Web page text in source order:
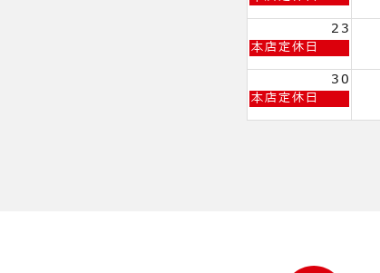
9th
曜
8
月
16th
23
日
曜
8
月
23rd
本店定休日
30
日
曜
本店定休日